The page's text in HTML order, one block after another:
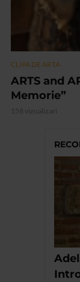
CLIPA DE ARTA
ARTS and
Memorie”
158 vizualizari